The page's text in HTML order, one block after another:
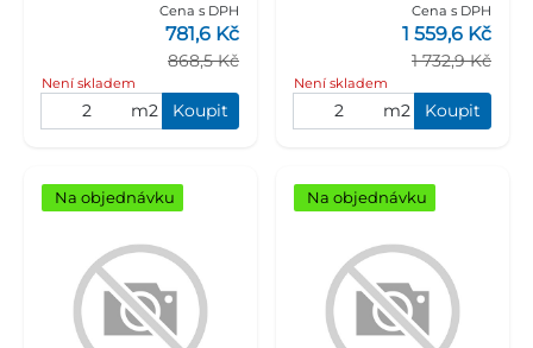
Cena s DPH
868,5 Kč
781,6 Kč
Není skladem
m2 Koupit
Cena s DPH
1 732,9 Kč
1 559,6 Kč
Není skladem
m2 Koupit
Na objednávku Na objednávku